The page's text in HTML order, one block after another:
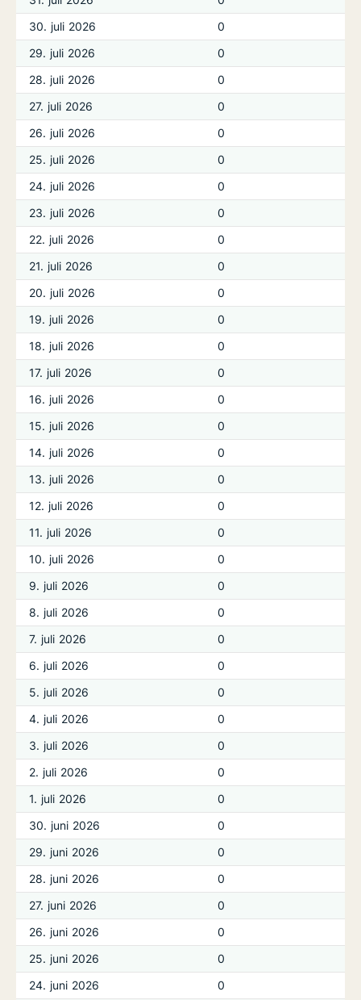
30. juli 2026
0
29. juli 2026
0
28. juli 2026
0
27. juli 2026
0
26. juli 2026
0
25. juli 2026
0
24. juli 2026
0
23. juli 2026
0
22. juli 2026
0
21. juli 2026
0
20. juli 2026
0
19. juli 2026
0
18. juli 2026
0
17. juli 2026
0
16. juli 2026
0
15. juli 2026
0
14. juli 2026
0
13. juli 2026
0
12. juli 2026
0
11. juli 2026
0
10. juli 2026
0
9. juli 2026
0
8. juli 2026
0
7. juli 2026
0
6. juli 2026
0
5. juli 2026
0
4. juli 2026
0
3. juli 2026
0
2. juli 2026
0
1. juli 2026
0
30. juni 2026
0
29. juni 2026
0
28. juni 2026
0
27. juni 2026
0
26. juni 2026
0
25. juni 2026
0
24. juni 2026
0